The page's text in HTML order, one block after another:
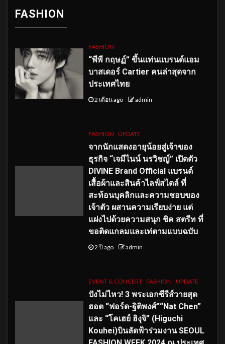
FASHION
FASHION
“พีพี กฤษฏ์” ขึ้นแท่นแบรนด์แอม
บาสเดอร์ Cartier คนล่าสุดจาก
ประเทศไทย
2 เดือน ago admin
FASHION UPDATE
จากนักแสดงอายุน้อยสู่เจ้าของ
ธุรกิจ “เจมีไนน์ นรวิชญ์” เปิดตัว
DIVINE Brand Official แบรนด์
เสื้อผ้าและสินค้าไลฟ์สไตล์ ที่
สะท้อนบุคลิกและความชอบของ
เจ้าตัว ผสานความเรียบง่าย แต่
แฝงไปด้วยความสนุก ชิค สตรีท ที่
ขอติดแกลมและเท่ตามแบบฉบับ
2 ปี ago admin
EVENT & CONCERT FASHION UPDATE
ปังไม่ไหว! 3 พระเอกซีรีส์วายสุด
ฮอต “ฟอร์ด-ฐิติพงศ์”“Nat Chen”
และ “โคเฮย์ ฮิงุจิ” (Higuchi
Kouhei)บินลัดฟ้าร่วมงาน SEOUL